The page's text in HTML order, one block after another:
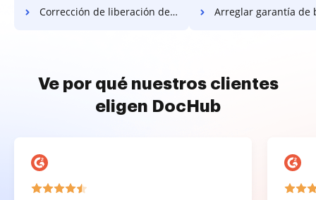
Corrección de liberación de bates Arreglar garantía de
Ve por qué nuestros clientes
eligen DocHub